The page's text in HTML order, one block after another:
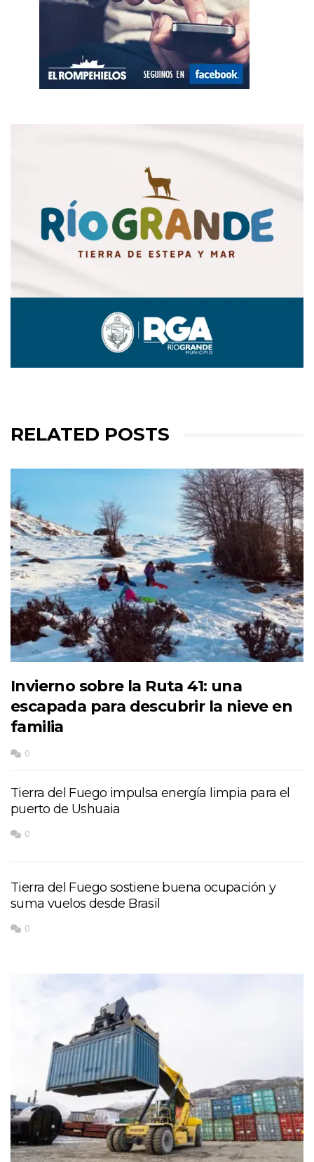
RELATED POSTS
Invierno sobre la Ruta 41: una
escapada para descubrir la nieve en
familia
0
Tierra del Fuego impulsa energía limpia para el
puerto de Ushuaia
0
Tierra del Fuego sostiene buena ocupación y
suma vuelos desde Brasil
0